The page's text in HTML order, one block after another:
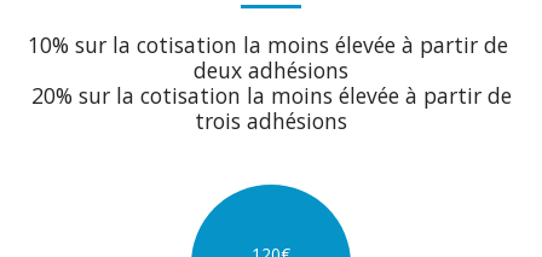
10% sur la cotisation la moins élevée à partir de
deux adhésions
20% sur la cotisation la moins élevée à partir de
trois adhésions